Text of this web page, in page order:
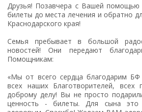
Друзья! Позавчера с Вашей
билеты до места лечения и обратно
Краснодарского края!
Семья пребывает в большой
новостей! Они передают
Помощникам:
«Мы от всего сердца благодарим
всех наших Благотворителей, всех
доброму делу! Вы не просто
ценность - билеты. Для сына это